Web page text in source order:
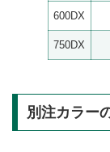
600DX
750DX
別注カラー